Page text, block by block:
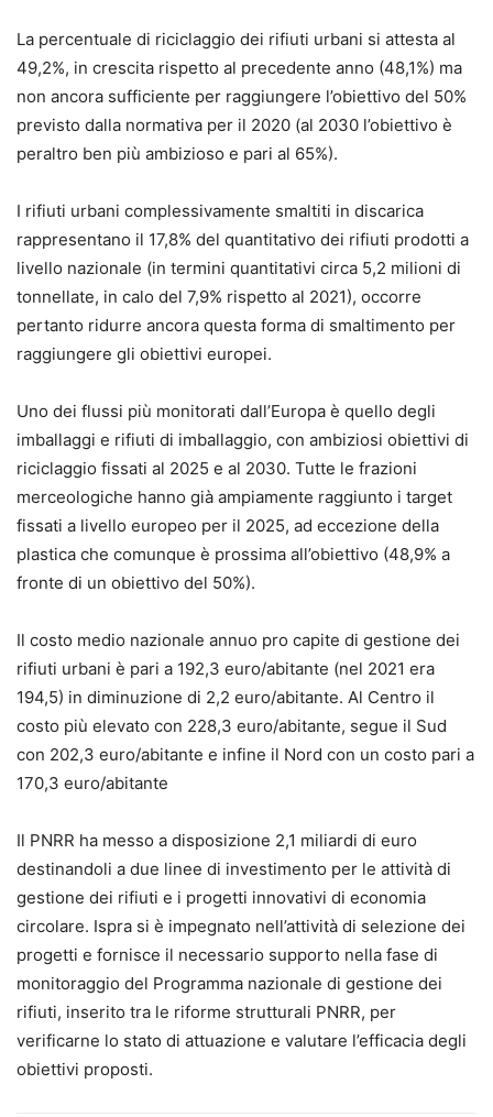
La percentuale di riciclaggio dei rifiuti urbani si attesta al
49,2%, in crescita rispetto al precedente anno (48,1%) ma
non ancora sufficiente per raggiungere l’obiettivo del 50%
previsto dalla normativa per il 2020 (al 2030 l’obiettivo è
peraltro ben più ambizioso e pari al 65%).
I rifiuti urbani complessivamente smaltiti in discarica
rappresentano il 17,8% del quantitativo dei rifiuti prodotti a
livello nazionale (in termini quantitativi circa 5,2 milioni di
tonnellate, in calo del 7,9% rispetto al 2021), occorre
pertanto ridurre ancora questa forma di smaltimento per
raggiungere gli obiettivi europei.
Uno dei flussi più monitorati dall’Europa è quello degli
imballaggi e rifiuti di imballaggio, con ambiziosi obiettivi di
riciclaggio fissati al 2025 e al 2030. Tutte le frazioni
merceologiche hanno già ampiamente raggiunto i target
fissati a livello europeo per il 2025, ad eccezione della
plastica che comunque è prossima all’obiettivo (48,9% a
fronte di un obiettivo del 50%).
Il costo medio nazionale annuo pro capite di gestione dei
rifiuti urbani è pari a 192,3 euro/abitante (nel 2021 era
194,5) in diminuzione di 2,2 euro/abitante. Al Centro il
costo più elevato con 228,3 euro/abitante, segue il Sud
con 202,3 euro/abitante e infine il Nord con un costo pari a
170,3 euro/abitante
Il PNRR ha messo a disposizione 2,1 miliardi di euro
destinandoli a due linee di investimento per le attività di
gestione dei rifiuti e i progetti innovativi di economia
circolare. Ispra si è impegnato nell’attività di selezione dei
progetti e fornisce il necessario supporto nella fase di
monitoraggio del Programma nazionale di gestione dei
rifiuti, inserito tra le riforme strutturali PNRR, per
verificarne lo stato di attuazione e valutare l’efficacia degli
obiettivi proposti.